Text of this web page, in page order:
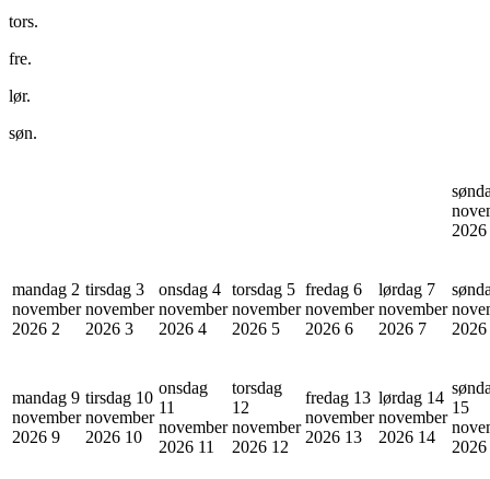
tors.
fre.
lør.
søn.
2026
mandag 2
november
2026 2
tirsdag 3
november
2026 3
onsdag 4
november
2026 4
torsdag 5
november
2026 5
fredag 6
november
2026 6
lørdag 7
november
2026 7
2026
mandag 9
november
2026 9
tirsdag 10
november
2026 10
onsdag
11
november
2026 11
torsdag
12
november
2026 12
fredag 13
november
2026 13
lørdag 14
november
2026 14
15
2026